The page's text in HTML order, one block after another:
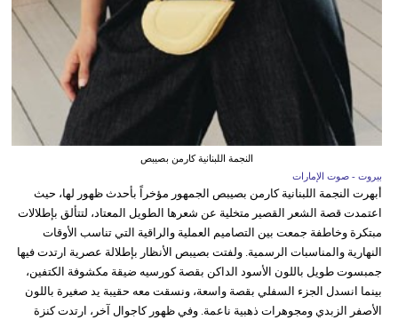
النجمة اللبنانية كارمن بصيبص
بيروت - صوت الإمارات
أبهرت النجمة اللبنانية كارمن بصيبص الجمهور مؤخراً بأحدث ظهور لها، حيث
اعتمدت قصة الشعر القصير متخلية عن شعرها الطويل المعتاد، لتتألق بإطلالات
مبتكرة وخاطفة جمعت بين التصاميم العملية والراقية التي تناسب الأوقات
النهارية والمناسبات الرسمية. ولفتت بصيبص الأنظار بإطلالة عصرية ارتدت فيها
جمبسوت طويل باللون الأسود الداكن بقصة كورسيه ضيقة مكشوفة الكتفين،
بينما انسدل الجزء السفلي بقصة واسعة، ونسقت معه حقيبة يد صغيرة باللون
الأصفر الزبدي ومجوهرات ذهبية ناعمة. وفي ظهور كاجوال آخر، ارتدت كنزة